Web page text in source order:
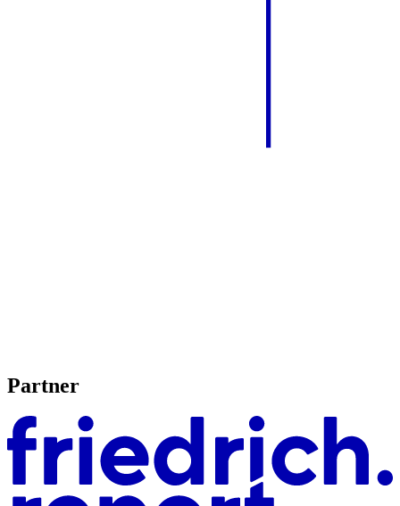
Partner